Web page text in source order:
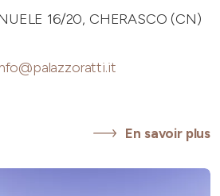
16/20, CHERASCO (CN)
En savoir plus